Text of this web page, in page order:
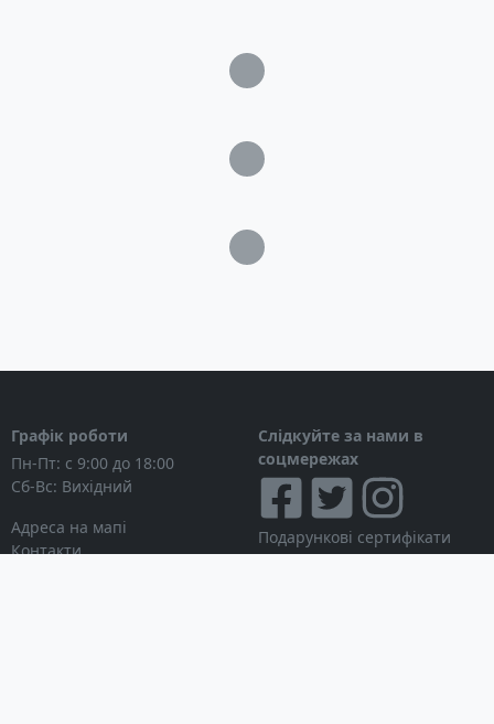
Загрузка...
Загрузка...
Загрузка...
Графік роботи
Пн-Пт: с 9:00 до 18:00
Сб-Вс: Вихідний
Адреса на мапі
Контакти
Слідкуйте за нами в
соцмережах
Подарункові сертифікати
Дисконтні картки